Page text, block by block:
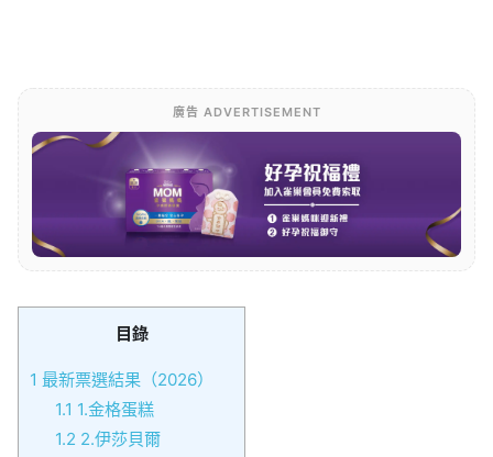
廣告 ADVERTISEMENT
目錄
1 最新票選結果（2026）
1.1 1.金格蛋糕
1.2 2.伊莎貝爾